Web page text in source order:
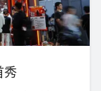
秀